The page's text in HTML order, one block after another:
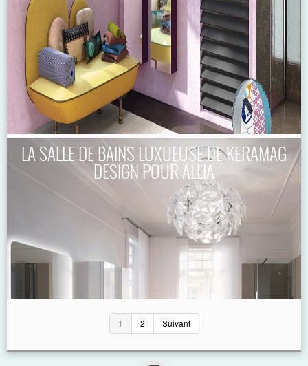
LA SALLE DE BAINS LUXUEUSE DE KERAMAG
DESIGN POUR ALLIA
1 2 Suivant